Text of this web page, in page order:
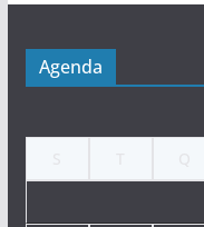
Agenda